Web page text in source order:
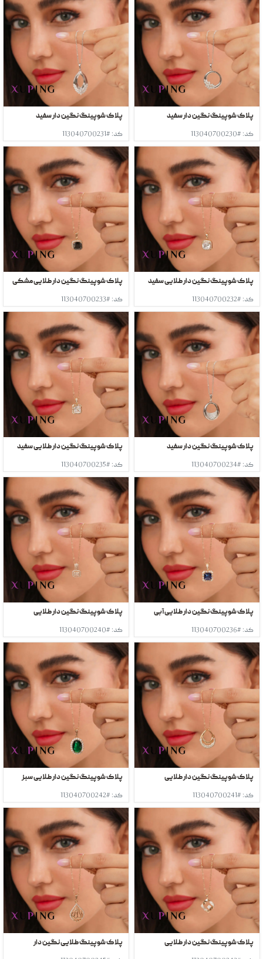
پلاک شوپینگ نگین دار سفید
کد: #113040700230
پلاک شوپینگ نگین دار سفید
کد: #113040700231
پلاک شوپینگ نگین دار طلایی سفید
کد: #113040700232
پلاک شوپینگ نگین دار طلایی مشکی
کد: #113040700233
پلاک شوپینگ نگین دار سفید
کد: #113040700234
پلاک شوپینگ نگین دار طلایی سفید
کد: #113040700235
پلاک شوپینگ نگین دار طلایی آبی
کد: #113040700236
پلاک شوپینگ نگین دار طلایی
کد: #113040700240
پلاک شوپینگ نگین دار طلایی
کد: #113040700241
پلاک شوپینگ نگین دار طلایی سبز
کد: #113040700242
پلاک شوپینگ نگین دار طلایی پلاک شوپینگ طلایی نگین دار